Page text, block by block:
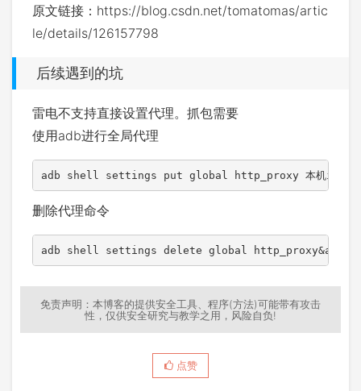
原文链接：https://blog.csdn.net/tomatomas/artic
le/details/126157798
后续遇到的坑
雷电不支持直接设置代理。抓包需要
使用adb进行全局代理
删除代理命令
adb shell settings delete global http_proxy&adb
免责声明：本博客的提供安全工具、程序(方法)可能带有攻击
性，仅供安全研究与教学之用，风险自负!
点赞